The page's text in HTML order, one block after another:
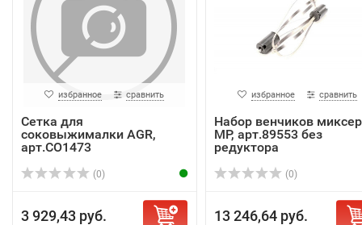
избранное сравнить
Сетка для
соковыжималки AGR,
арт.CO1473
(0)
3 929,43 руб.
избранное сравнить
Набор венчиков
MP, арт.89553 без
редуктора
(0)
13 246,64 руб.